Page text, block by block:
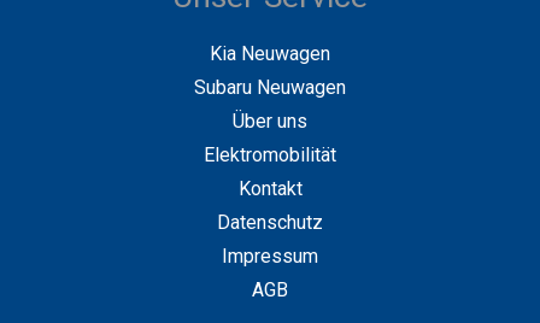
Kia Neuwagen
Subaru Neuwagen
Über uns
Elektromobilität
Kontakt
Datenschutz
Impressum
AGB